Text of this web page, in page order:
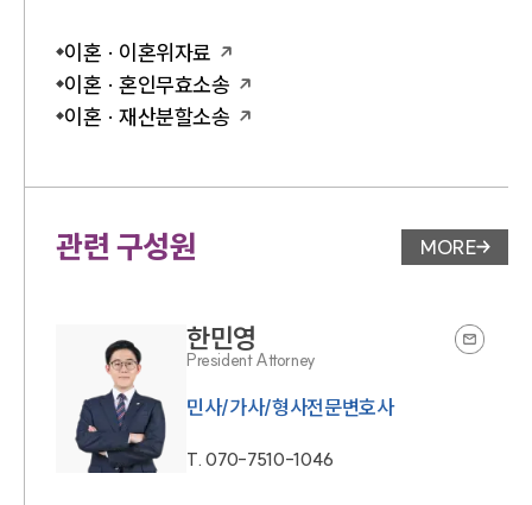
이혼 · 이혼위자료
이혼 · 혼인무효소송
이혼 · 재산분할소송
관련 구성원 변호사 페
MORE
한민영
President Attorney
민사/가사/형사전문변호사
T.070-7510-1046